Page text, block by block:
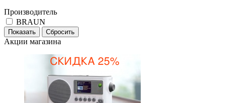
Производитель
BRAUN
Акции магазина